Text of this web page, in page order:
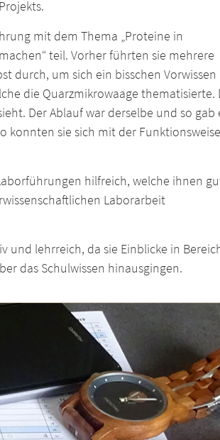
mit dem Thema „Proteine in
teil. Vorher führten sie mehrere
durch, um sich ein bisschen Vorwissen
die Quarzmikrowaage thematisierte.
Der Ablauf war derselbe und so gab
konnten sie sich mit der
hilfreich, welche ihnen
Laborarbeit
und lehrreich, da sie Einblicke in
das Schulwissen hinausgingen.